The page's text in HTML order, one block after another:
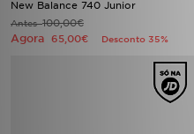
New Balance 740 Junior
Antes100,00€
Agora 65,00€ Desconto 35%